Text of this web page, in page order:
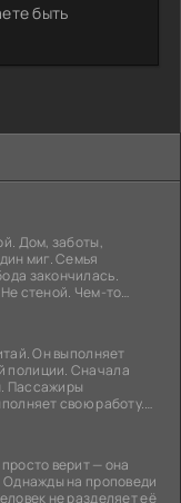
быть
Дом, заботы,
миг. Семья
закончилась.
стеной. Чем-то
Он выполняет
полиции. Сначала
Пассажиры
свою работу.
верит — она
Однажды на проповеди
не разделяет её